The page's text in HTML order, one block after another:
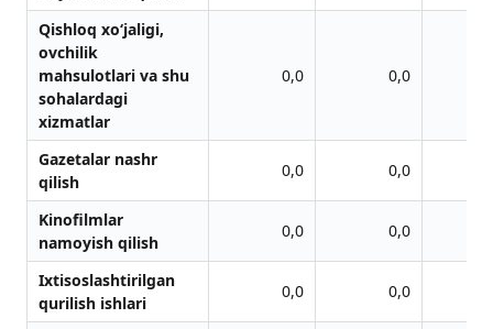
Qishloq xo‘jaligi,
ovchilik
mahsulotlari va shu
sohalardagi
xizmatlar
0,0 0,0
Gаzetаlаr nаshr
qilish
0,0 0,0
Kinofilmlar
namoyish qilish
0,0 0,0
Ixtisoslashtirilgan
qurilish ishlari
0,0 0,0